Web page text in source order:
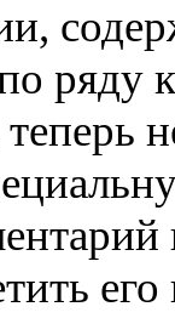
ряду
его